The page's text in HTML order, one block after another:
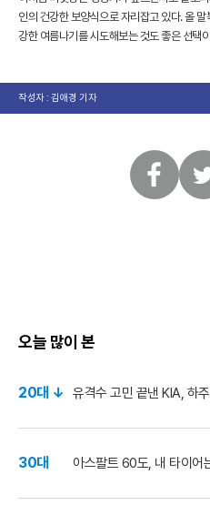
인의 건강한 보양식으로 자리잡고 있다. 올
강한 여름나기를 시도해보는 것도 좋은 선택
작성자 : 김애경 기자
오늘 많이 본
20대 ↓ 유격수 고민 끝낸 KIA, 하
30대 아스팔트 60도, 내 타이어